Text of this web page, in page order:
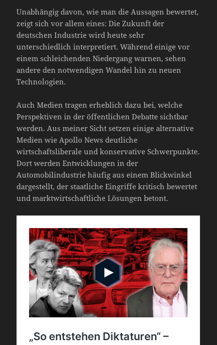
Unabhängig davon, wie man die Aussagen bewertet,
zeigt sich vor allem eines: Die Zukunft der
deutschen Industrie wird heute sehr
unterschiedlich interpretiert. Während einige vor
einem schleichenden Niedergang warnen, sehen
andere den notwendigen Wandel hin zu neuen
Technologien.
Auch Medien tragen erheblich dazu bei, welche
Perspektiven in der öffentlichen Debatte sichtbar
werden. Aus meiner Sicht setzen einige alternative
Medien wie Apollo News deutliche
wirtschaftsliberale und konservative Schwerpunkte.
Dort werden Entwicklungen in der
Automobilindustrie häufig aus einem Blickwinkel
dargestellt, der staatliche Eingriffe kritisch bewertet
und marktwirtschaftliche Lösungen betont.